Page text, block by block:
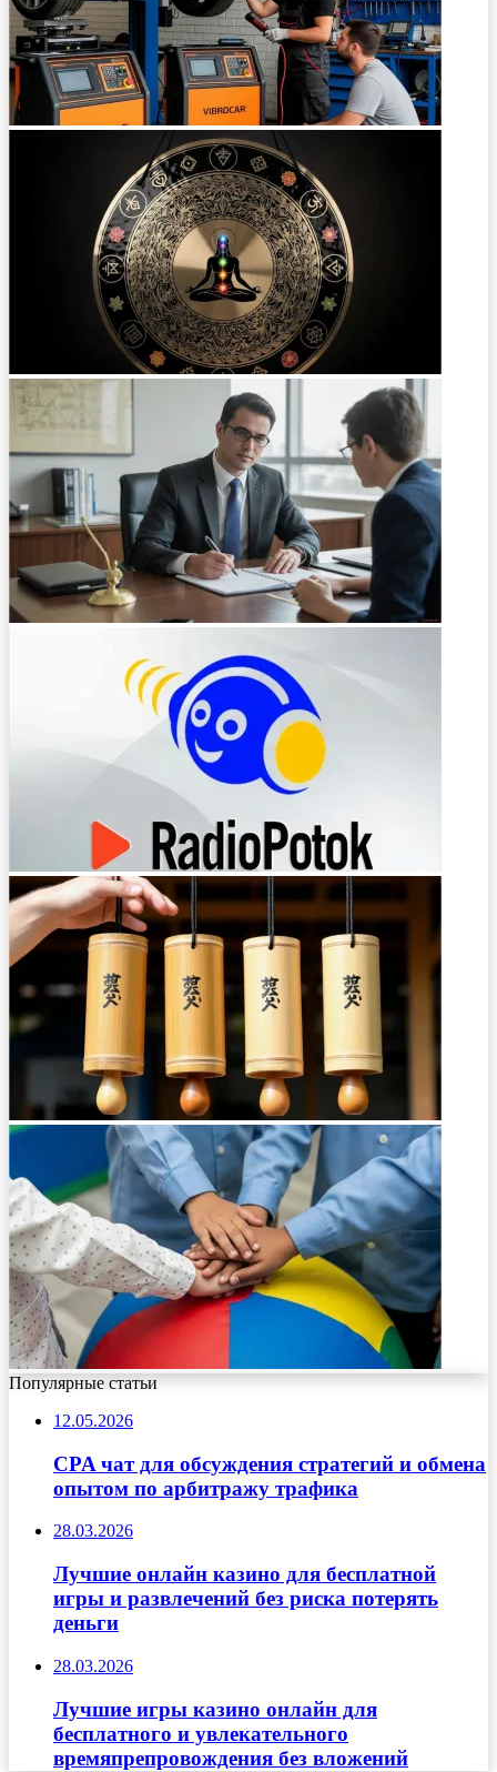
Популярные статьи
12.05.2026
CPA чат для обсуждения стратегий и обмена
опытом по арбитражу трафика
28.03.2026
Лучшие онлайн казино для бесплатной
игры и развлечений без риска потерять
деньги
28.03.2026
Лучшие игры казино онлайн для
бесплатного и увлекательного
времяпрепровождения без вложений